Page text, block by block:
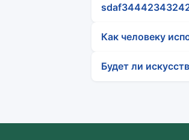
Как человеку
Будет ли